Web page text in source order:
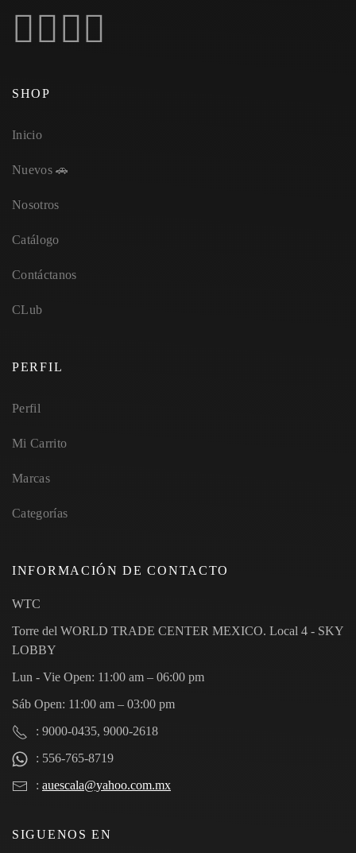
SHOP
Inicio
Nuevos 🚗
Nosotros
Catálogo
Contáctanos
CLub
PERFIL
Perfil
Mi Carrito
Marcas
Categorías
INFORMACIÓN DE CONTACTO
WTC
Torre del WORLD TRADE CENTER MEXICO. Local 4 - SKY
LOBBY
Lun - Vie Open: 11:00 am – 06:00 pm
Sáb Open: 11:00 am – 03:00 pm
: 9000-0435, 9000-2618
: 556-765-8719
: auescala@yahoo.com.mx
SIGUENOS EN